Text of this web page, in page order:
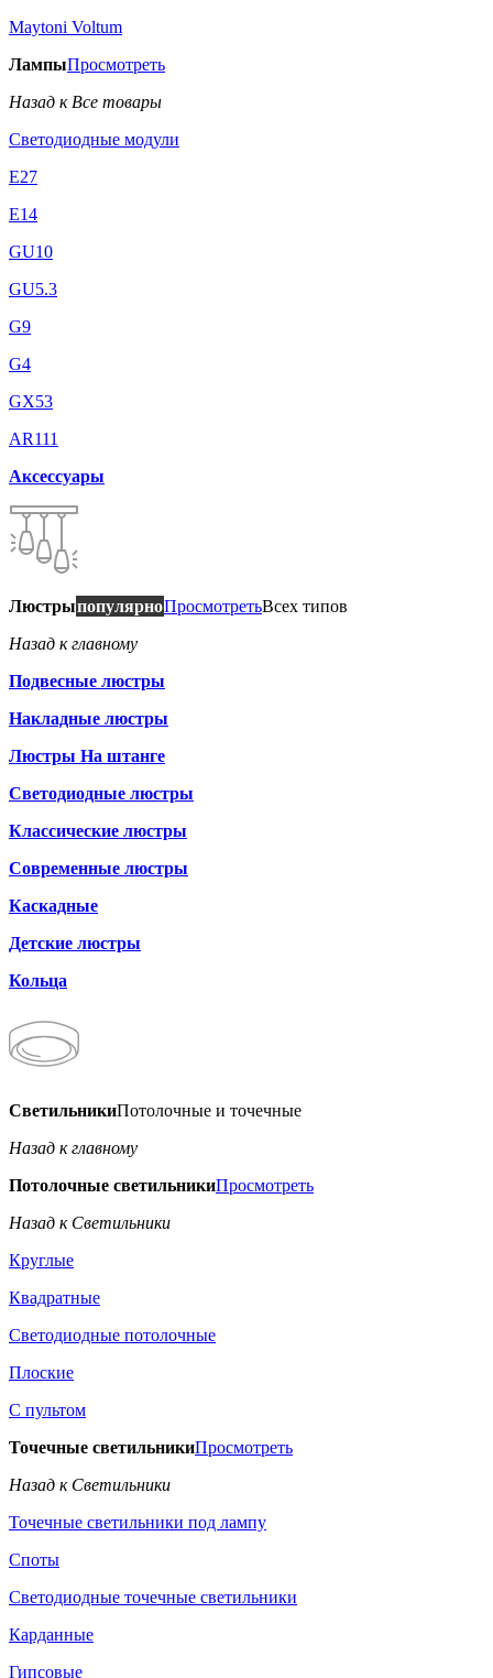
Maytoni Voltum
ЛампыПросмотреть
Назад к Все товары
Светодиодные модули
E27
E14
GU10
GU5.3
G9
G4
GX53
AR111
Аксессуары
ЛюстрыпопулярноПросмотретьВсех типов
Назад к главному
Подвесные люстры
Накладные люстры
Люстры На штанге
Светодиодные люстры
Классические люстры
Современные люстры
Каскадные
Детские люстры
Кольца
СветильникиПотолочные и точечные
Назад к главному
Потолочные светильникиПросмотреть
Назад к Светильники
Круглые
Квадратные
Светодиодные потолочные
Плоские
С пультом
Точечные светильникиПросмотреть
Назад к Светильники
Точечные светильники под лампу
Споты
Светодиодные точечные светильники
Карданные
Гипсовые